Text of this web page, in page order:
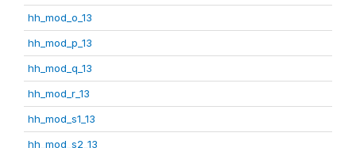
hh_mod_o_13
hh_mod_p_13
hh_mod_q_13
hh_mod_r_13
hh_mod_s1_13
hh_mod_s2_13